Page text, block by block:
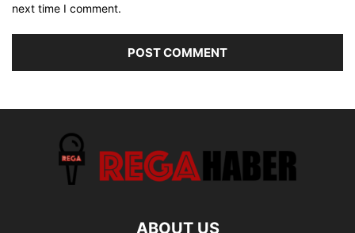
next time I comment.
ABOUT US